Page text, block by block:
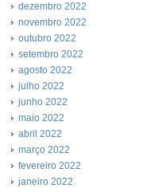
dezembro 2022
novembro 2022
outubro 2022
setembro 2022
agosto 2022
julho 2022
junho 2022
maio 2022
abril 2022
março 2022
fevereiro 2022
janeiro 2022